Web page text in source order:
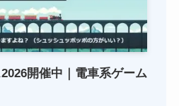
開催中｜電車系ゲーム